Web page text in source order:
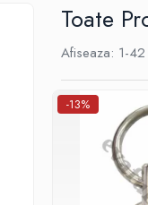
Toate
Afiseaza: 1-42
-13%